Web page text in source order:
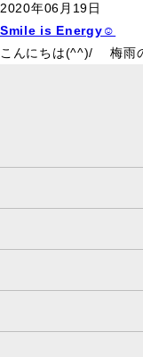
2020年06月19日
Smile is Energy☺
こんにちは(^^)/ 梅雨の